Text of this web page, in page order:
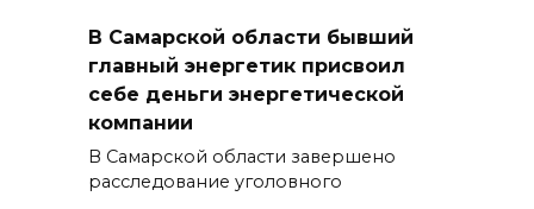
В Самарской области бывший
главный энергетик присвоил
себе деньги энергетической
компании
В Самарской области завершено
расследование уголовного